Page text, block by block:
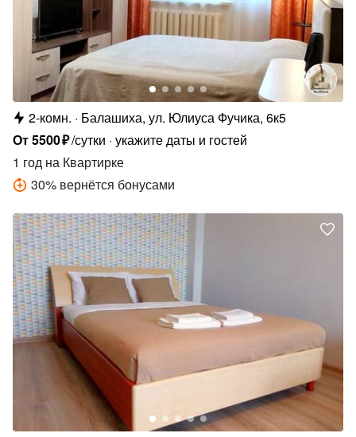
2-комн.
Балашиха, ул. Юлиуса Фучика, 6к5
От5500₽/сутки укажите даты и гостей
1 год на Квартирке
30% вернётся бонусами